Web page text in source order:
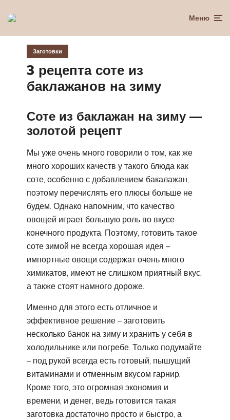
Меню
Заготовки
3 рецепта соте из
баклажанов на зиму
Соте из баклажан на зиму —
золотой рецепт
Мы уже очень много говорили о том, как же
много хороших качеств у такого блюда как
соте, особенно с добавлением бакалажан,
поэтому перечислять его плюсы больше не
будем. Однако напомним, что качество
овощей играет большую роль во вкусе
конечного продукта. Поэтому, готовить такое
соте зимой не всегда хорошая идея –
импортные овощи содержат очень много
химикатов, имеют не слишком приятный вкус,
а также стоят намного дороже.
Именно для этого есть отличное и
эффективное решение – заготовить
несколько банок на зиму и хранить у себя в
холодильнике или погребе. Только подумайте
– под рукой всегда есть готовый, пышущий
витаминами и отменным вкусом гарнир.
Кроме того, это огромная экономия и
времени, и денег, ведь готовится такая
заготовка достаточно просто и быстро, а